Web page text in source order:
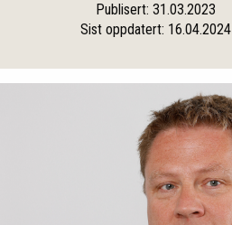
Publisert: 31.03.2023
Sist oppdatert: 16.04.2024